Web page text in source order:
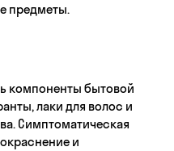
предметы.
компоненты бытовой
лаки для волос и
Симптоматическая
и